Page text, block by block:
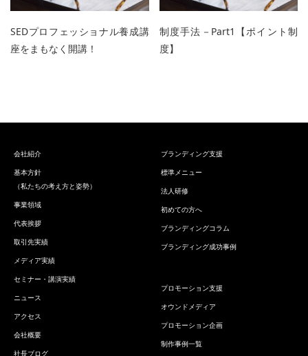
SEDプロフェッショナル養成講
座をまもなく開講！
制度手法－Part1【ポイント制
度】
会社紹介
基本方針
（私たちの考え方と姿勢）
事業領域
代表挨拶
取引先実績
メディア実績
セミナー・講演実績
ニュース
アクセス
会社概要
社長ブログ
ブランディング支援
標準メニュー
法人研修
初めての方へ
ブランディングコラム
ブランディング成功事例
プロモーション支援
オウンドメディア
プロモーション企画
制作事例一覧